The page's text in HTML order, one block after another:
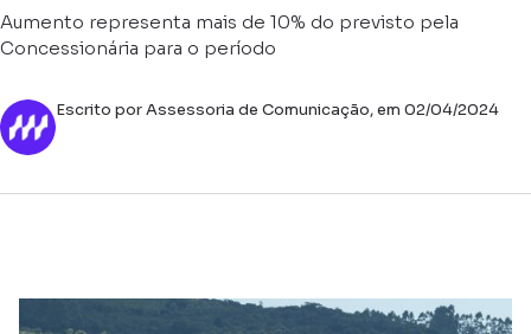
Aumento representa mais de 10% do previsto pela
Concessionária para o período
Escrito por Assessoria de Comunicação, em 02/04/2024